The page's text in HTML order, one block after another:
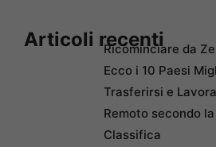
Articoli recenti
Ricominciare da
Ecco i 10 Paesi
Trasferirsi e
Remoto secondo
Classifica